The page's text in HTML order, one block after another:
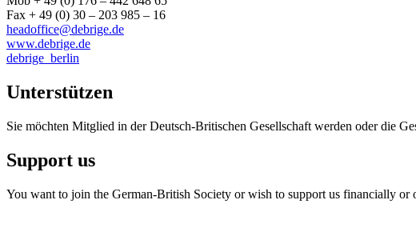
Fax + 49 (0) 30 – 203 985 – 16
headoffice@debrige.de
www.debrige.de
debrige_berlin
Unterstützen
Sie möchten Mitglied in der Deutsch-Britischen Gesellschaft werden oder die
Support us
You want to join the German-British Society or wish to support us financially or